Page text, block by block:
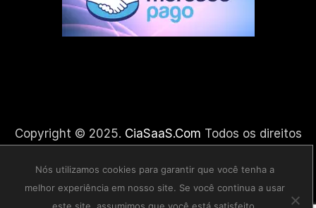
Copyright © 2025. CiaSaaS.Com Todos os direitos
Nós utilizamos cookies para garantir que você tenha a
melhor experiência em nosso site. Se você continua a usar